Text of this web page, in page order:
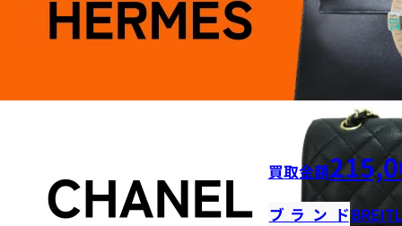
買取金額
ブランド